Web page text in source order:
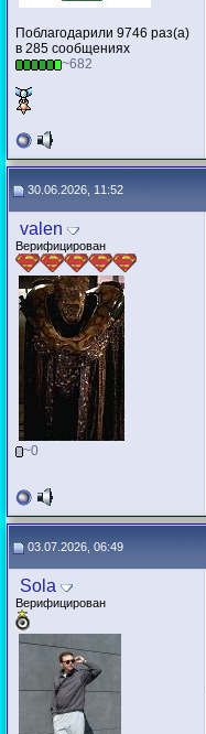
Поблагодарили 9746 раз(а)
в 285 сообщениях
~682
30.06.2026, 11:52
valen
Верифицирован
~0
03.07.2026, 06:49
Sola
Верифицирован